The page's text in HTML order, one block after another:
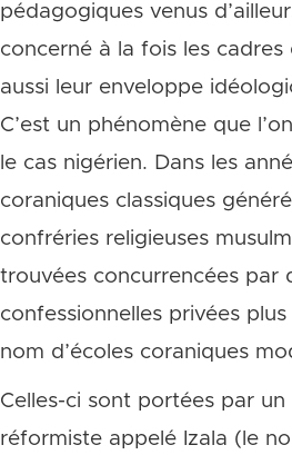
pédagogiques venus
concerné à la fois les
aussi leur enveloppe
C’est un phénomène que
le cas nigérien. Dans les
coraniques classiques
confréries religieuses
trouvées concurrencées par
confessionnelles privées
nom d’écoles coraniques
Celles-ci sont portées par
réformiste appelé Izala (le